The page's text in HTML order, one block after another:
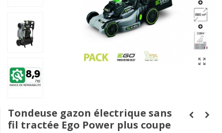
Tondeuse gazon électrique sans
fil tractée Ego Power plus coupe